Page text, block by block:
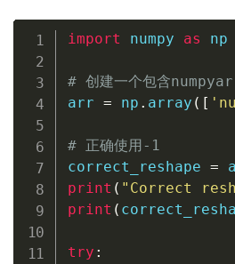
import numpy as np
# 创建一个包含
arr = np . array ( [
# 正确使用-1
correct_reshape =
print ( "Correct
print (
try :